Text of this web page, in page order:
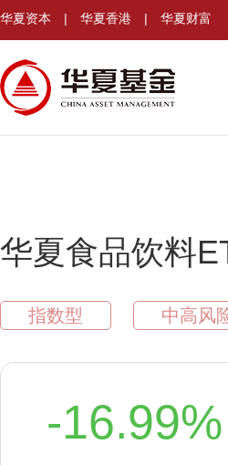
华夏资本 | 华夏香港 | 华夏财富
华夏食品饮料
指数型 中高风
-16.99%